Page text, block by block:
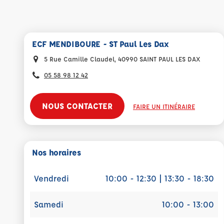
ECF MENDIBOURE - ST Paul Les Dax
5 Rue Camille Claudel, 40990 SAINT PAUL LES DAX
05 58 98 12 42
NOUS CONTACTER FAIRE UN ITINÉRAIRE
Nos horaires
Vendredi 10:00 - 12:30 | 13:30 - 18:30
Samedi 10:00 - 13:00